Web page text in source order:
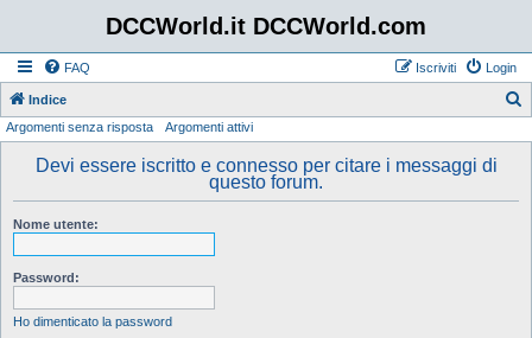
DCCWorld.it DCCWorld.com
FAQ Login
Iscriviti
Indice
Argomenti senza risposta Argomenti attivi
Devi essere iscritto e connesso per citare i messaggi di
questo forum.
Nome utente:
Password:
Ho dimenticato la password